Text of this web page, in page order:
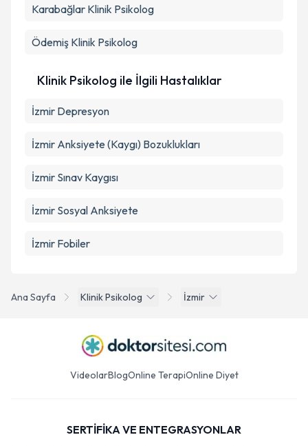
Ana Sayfa Klinik Psikolog İzmir
Karabağlar Klinik Psikolog
Ödemiş Klinik Psikolog
Klinik Psikolog ile İlgili Hastalıklar
İzmir Depresyon
İzmir Anksiyete (Kaygı) Bozuklukları
İzmir Sınav Kaygısı
İzmir Sosyal Anksiyete
İzmir Fobiler
VideolarBlogOnline TerapiOnline Diyet
SERTİFİKA VE ENTEGRASYONLAR